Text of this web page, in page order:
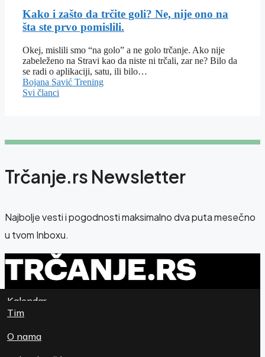
Kako i zašto da trčite goli? Ne, nije ono na
šta ste prvo pomislili.
Okej, mislili smo “na golo” a ne golo trčanje. Ako nije
zabeleženo na Stravi kao da niste ni trčali, zar ne? Bilo da
se radi o aplikaciji, satu, ili bilo…
Bojana Savić Trening
Svi članci
Trčanje.rs Newsletter
Najbolje vesti i pogodnosti maksimalno dva puta mesečno
u tvom Inboxu.
Kalendar
Tim
O nama
Newsletter